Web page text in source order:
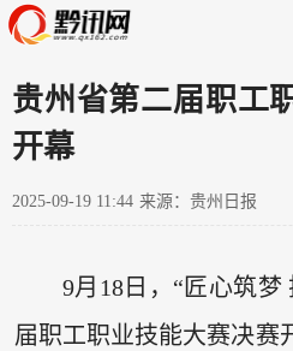
贵州省第二届职工
开幕
2025-09-19 11:44 来源：贵州日报
9月18日，“匠心筑梦
届职工职业技能大赛决赛